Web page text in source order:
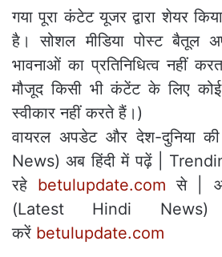
गया पूरा कंटेट यूजर द्वारा शेयर
है। सोशल मीडिया पोस्ट बैतूल
भावनाओं का प्रतिनिधित्व नहीं
मौजूद किसी भी कंटेंट के लिए कोई
स्वीकार नहीं करते हैं।)
वायरल अपडेट और देश-दुनिया
News) अब हिंदी में पढ़ें |
रहे betulupdate.com से |
(Latest Hindi
करें betulupdate.com